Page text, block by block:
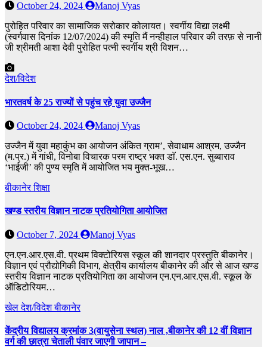
October 24, 2024
Manoj Vyas
पुरोहित परिवार का सामाजिक सरोकार कोलायत। स्वर्गीय विद्या लक्ष्मी
(स्वर्गवास दिनांक 12/07/2024) की स्मृति मैं नन्हीहाल परिवार की तरफ़ से नानी
जी श्रीमती आशा देवी पुरोहित पत्नी स्वर्गीय श्री विशन…
देश/विदेश
भारतवर्ष के 25 राज्यों से पहुंच रहे युवा उज्जैन
October 24, 2024
Manoj Vyas
उज्जैन में युवा महाकुंभ का आयोजन अंकित ग्राम’, सेवाधाम आश्रम, उज्जैन
(म.प्र.) में गांधी, विनोबा विचारक परम राष्ट्र भक्त डाॅ. एस.एन. सुब्बाराव
‘भाईजी’ की पुण्य स्मृति में आयोजित भय मुक्त-भूख…
बीकानेरशिक्षा
खण्ड स्तरीय विज्ञान नाटक प्रतियोगिता आयोजित
October 7, 2024
Manoj Vyas
एन.एन.आर.एस.वी. प्रथम विक्टोरियस स्कूल की शानदार प्रस्तुति बीकानेर।
विज्ञान एवं प्रौद्योगिकी विभाग, क्षेत्रीय कार्यालय बीकानेर की और से आज खण्ड
स्तरीय विज्ञान नाटक प्रतियोगिता का आयोजन एन.एन.आर.एस.वी. स्कूल के
ऑडिटोरियम…
खेलदेश/विदेशबीकानेर
केंद्रीय विद्यालय क्रमांक 3(वायुसेना स्थल) नाल ,बीकानेर की 12 वीं विज्ञान
वर्ग की छात्रा चेताली पंवार जाएगी जापान –